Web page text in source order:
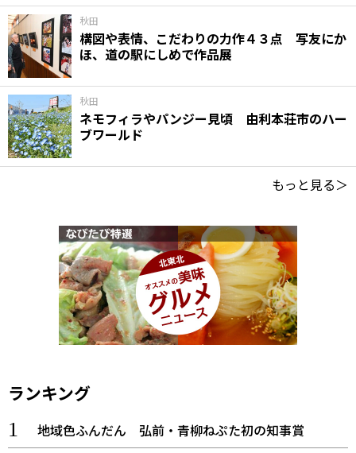
秋田
構図や表情、こだわりの力作４３点 写友にか
ほ、道の駅にしめで作品展
秋田
ネモフィラやパンジー見頃 由利本荘市のハー
ブワールド
もっと見る＞
ランキング
地域色ふんだん 弘前・青柳ねぷた初の知事賞